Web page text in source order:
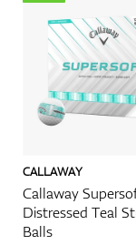
CALLAWAY
Callaway
Distressed Teal
Balls